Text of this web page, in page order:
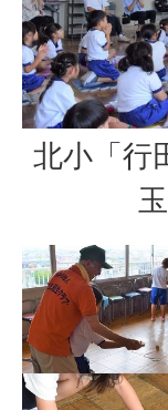
北小「行